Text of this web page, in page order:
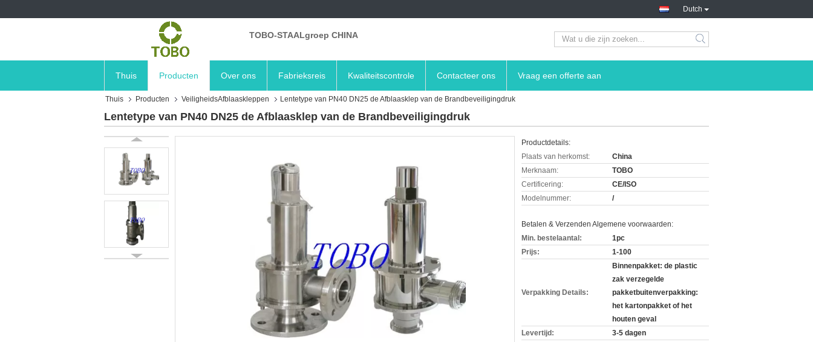
Dutch
TOBO-STAALgroep CHINA
Thuis Producten Over ons Fabrieksreis Kwaliteitscontrole Contacteer ons Vraag een offerte aan
Thuis Producten VeiligheidsAfblaaskleppen Lentetype van PN40 DN25 de Afblaasklep van de Brandbeveiligingdruk
Lentetype van PN40 DN25 de Afblaasklep van de Brandbeveiligingdruk
Productdetails:
Plaats van herkomst:
China
Merknaam:
TOBO
Certificering:
CE/ISO
Modelnummer:
/
Betalen & Verzenden Algemene voorwaarden:
Min. bestelaantal:
1pc
Prijs:
1-100
Verpakking Details:
Binnenpakket: de plastic
zak verzegelde
pakketbuitenverpakking:
het kartonpakket of het
houten geval
Levertijd:
3-5 dagen